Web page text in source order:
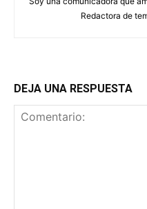
Redactora de
DEJA UNA RESPUESTA